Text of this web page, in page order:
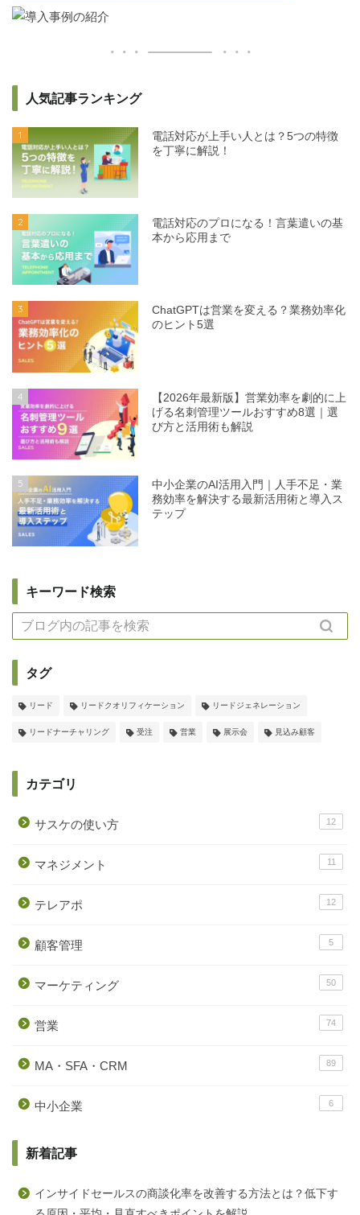
人気記事ランキング
1
電話対応が上手い人とは？5つの特徴
を丁寧に解説！
2
電話対応のプロになる！言葉遣いの基
本から応用まで
3
ChatGPTは営業を変える？業務効率化
のヒント5選
4
【2026年最新版】営業効率を劇的に上
げる名刺管理ツールおすすめ8選｜選
び方と活用術も解説
5
中小企業のAI活用入門｜人手不足・業
務効率を解決する最新活用術と導入ス
テップ
キーワード検索
タグ
リード リードクオリフィケーション リードジェネレーション
リードナーチャリング 受注 営業 展示会 見込み顧客
カテゴリ
サスケの使い方 12
マネジメント 11
テレアポ 12
顧客管理 5
マーケティング 50
営業 74
MA・SFA・CRM 89
中小企業 6
新着記事
インサイドセールスの商談化率を改善する方法とは？低下す